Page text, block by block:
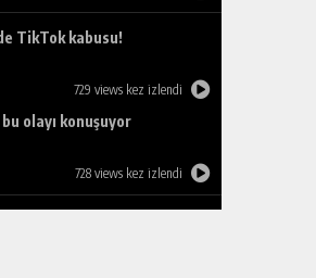
TikTok kabusu!
729 views kez izlendi
olayı konuşuyor
728 views kez izlendi